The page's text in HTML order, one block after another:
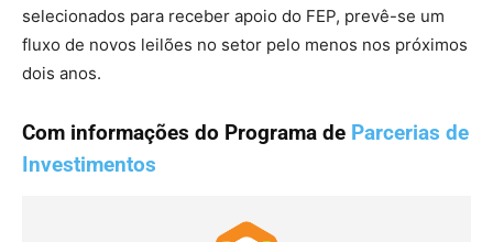
selecionados para receber apoio do FEP, prevê-se um
fluxo de novos leilões no setor pelo menos nos próximos
dois anos.
Com informações do Programa de Parcerias de
Investimentos